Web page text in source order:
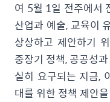
여 5월 1일 전주에서
산업과 예술, 교육이
상상하고 제안하기
중장기 정책, 공공성
실히 요구되는 지금,
대를 위한 정책 제안